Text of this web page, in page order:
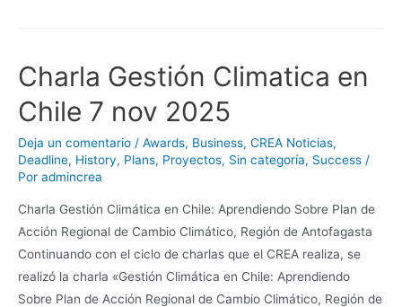
Charla Gestión Climatica en
Chile 7 nov 2025
Deja un comentario / Awards, Business, CREA Noticias,
Deadline, History, Plans, Proyectos, Sin categoría, Success /
Por admincrea
Charla Gestión Climática en Chile: Aprendiendo Sobre Plan de
Acción Regional de Cambio Climático, Región de Antofagasta
Continuando con el ciclo de charlas que el CREA realiza, se
realizó la charla «Gestión Climática en Chile: Aprendiendo
Sobre Plan de Acción Regional de Cambio Climático, Región de